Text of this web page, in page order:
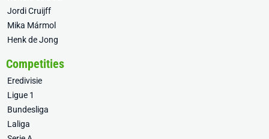
Jordi Cruijff
Mika Mármol
Henk de Jong
Competities
Eredivisie
Ligue 1
Bundesliga
Laliga